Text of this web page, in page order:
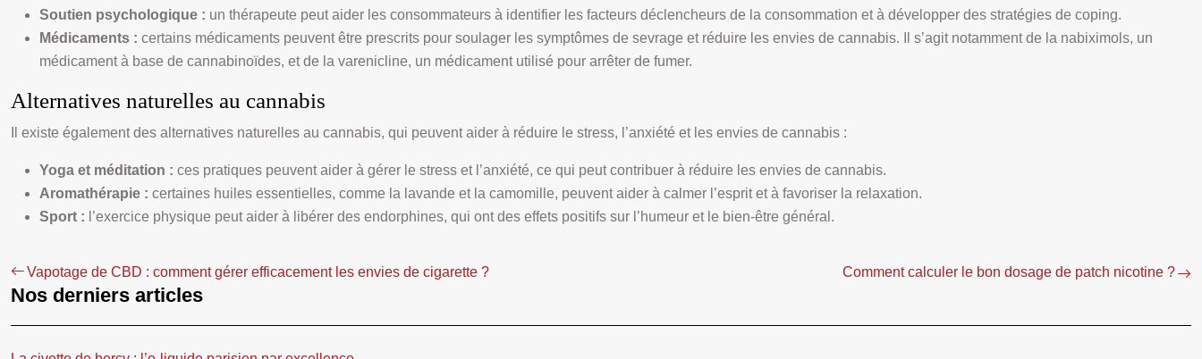
Soutien psychologique : un thérapeute peut aider les consommateurs à identifier les facteurs déclencheurs de la consommation et à développer des stratégies de coping.
Médicaments : certains médicaments peuvent être prescrits pour soulager les symptômes de sevrage et réduire les envies de cannabis. Il s’agit notamment de la nabiximols, un
médicament à base de cannabinoïdes, et de la varenicline, un médicament utilisé pour arrêter de fumer.
Alternatives naturelles au cannabis
Il existe également des alternatives naturelles au cannabis, qui peuvent aider à réduire le stress, l’anxiété et les envies de cannabis :
Yoga et méditation : ces pratiques peuvent aider à gérer le stress et l’anxiété, ce qui peut contribuer à réduire les envies de cannabis.
Aromathérapie : certaines huiles essentielles, comme la lavande et la camomille, peuvent aider à calmer l’esprit et à favoriser la relaxation.
Sport : l’exercice physique peut aider à libérer des endorphines, qui ont des effets positifs sur l’humeur et le bien-être général.
Vapotage de CBD : comment gérer efficacement les envies de cigarette ? Comment calculer le bon dosage de patch nicotine ?
Nos derniers articles